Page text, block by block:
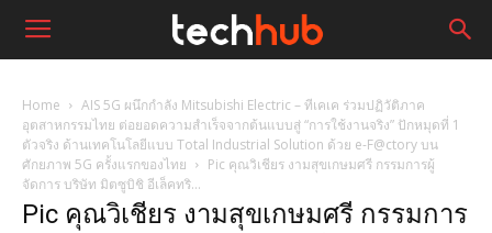
Home
AIS 5G ผนึกกำลัง Mitsubishi Electric – ทีเคเค ร่วมปฏิวัติภาค
อุตสาหกรรมไทย ต่อยอดความสำเร็จจากต้นแบบสู่ “การใช้งานจริง” ปักหมุดที่ 1
ตัวจริง ด้านเทคโนโลยีแบบ Total Industrial Solution ด้วย e-F@ctory บน
ศักยภาพ 5G ครั้งแรกของไทย
Pic คุณวิเชียร งามสุขเกษมศรี กรรมการผู้
จัดการ บริษัท มิตซูบิชิ อีเล็คทริ...
Pic คุณวิเชียร งามสุขเกษมศรี กรรมการ